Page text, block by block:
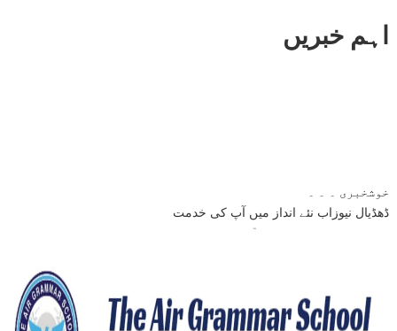
اہم خبریں
ڈھڈیال نیوزاب نئے انداز میں آپ کی خدمت
نئی خبر ایک لمحے میں آپ کے سامنے اسی جگہ پر موجود ہوگی